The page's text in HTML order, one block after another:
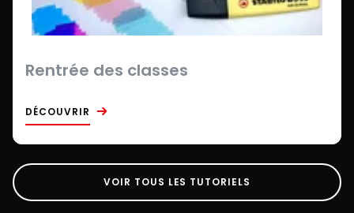
Rentrée des classes
DÉCOUVRIR
VOIR TOUS LES TUTORIELS